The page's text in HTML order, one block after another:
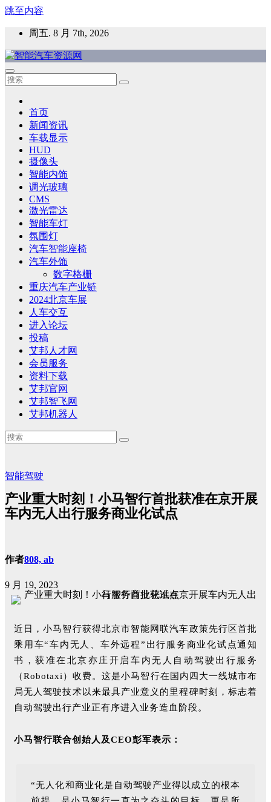
跳至内容
周五. 8 月 7th, 2026
智能汽车资源网
智能表面，智能内饰，新能源汽车，HMI，人车交互，智能车
首页
新闻资讯
车载显示
HUD
摄像头
智能内饰
调光玻璃
CMS
激光雷达
智能车灯
氛围灯
汽车智能座椅
汽车外饰
数字格栅
重庆汽车产业链
2024北京车展
人车交互
进入论坛
投稿
艾邦人才网
会员服务
资料下载
艾邦官网
艾邦智飞网
艾邦机器人
智能驾驶
产业重大时刻！小马智行首批获准在京开展
车内无人出行服务商业化试点
作者808, ab
9 月 19, 2023
近日，小马智行获得北京市智能网联汽车政策先行区首批
乘用车“车内无人、车外远程”出行服务商业化试点通知
书，获准在北京亦庄开启车内无人自动驾驶出行服务
（Robotaxi）收费。这是小马智行在国内四大一线城市布
局无人驾驶技术以来最具产业意义的里程碑时刻，标志着
自动驾驶出行产业正有序进入业务造血阶段。
小马智行联合创始人及CEO彭军表示 ：
“无人化和商业化是自动驾驶产业得以成立的根本